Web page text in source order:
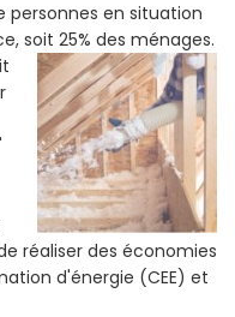
personnes en situation
soit 25% des ménages.
réaliser des économies
d'énergie (CEE) et